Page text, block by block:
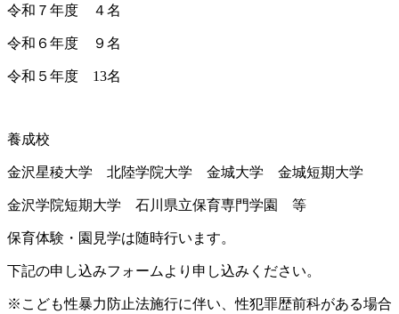
令和７年度 ４名
令和６年度 ９名
令和５年度 13名
養成校
金沢星稜大学 北陸学院大学 金城大学 金城短期大学
金沢学院短期大学 石川県立保育専門学園 等
保育体験・園見学は随時行います。
下記の申し込みフォームより申し込みください。
※こども性暴力防止法施行に伴い、性犯罪歴前科がある場合